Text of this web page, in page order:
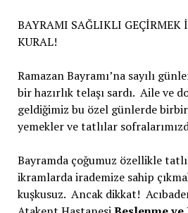
BAYRAMI SAĞLIKLI GEÇİRMEK
KURAL!
Ramazan Bayramı’na sayılı
bir hazırlık telaşı sardı. Aile ve
geldiğimiz bu özel günlerde
yemekler ve tatlılar
Bayramda çoğumuz özellikle
ikramlarda irademize sahip
kuşkusuz. Ancak dikkat!